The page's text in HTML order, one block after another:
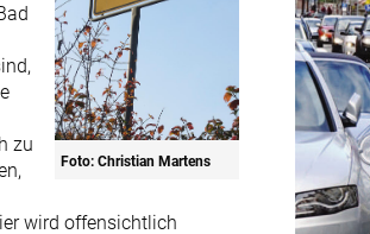
Foto: Christian Martens
zu
wird offensichtlich